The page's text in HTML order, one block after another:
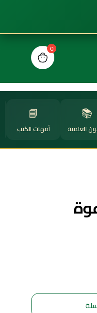
0
view bag
📚
العلمية
📘
أمهات الكتب